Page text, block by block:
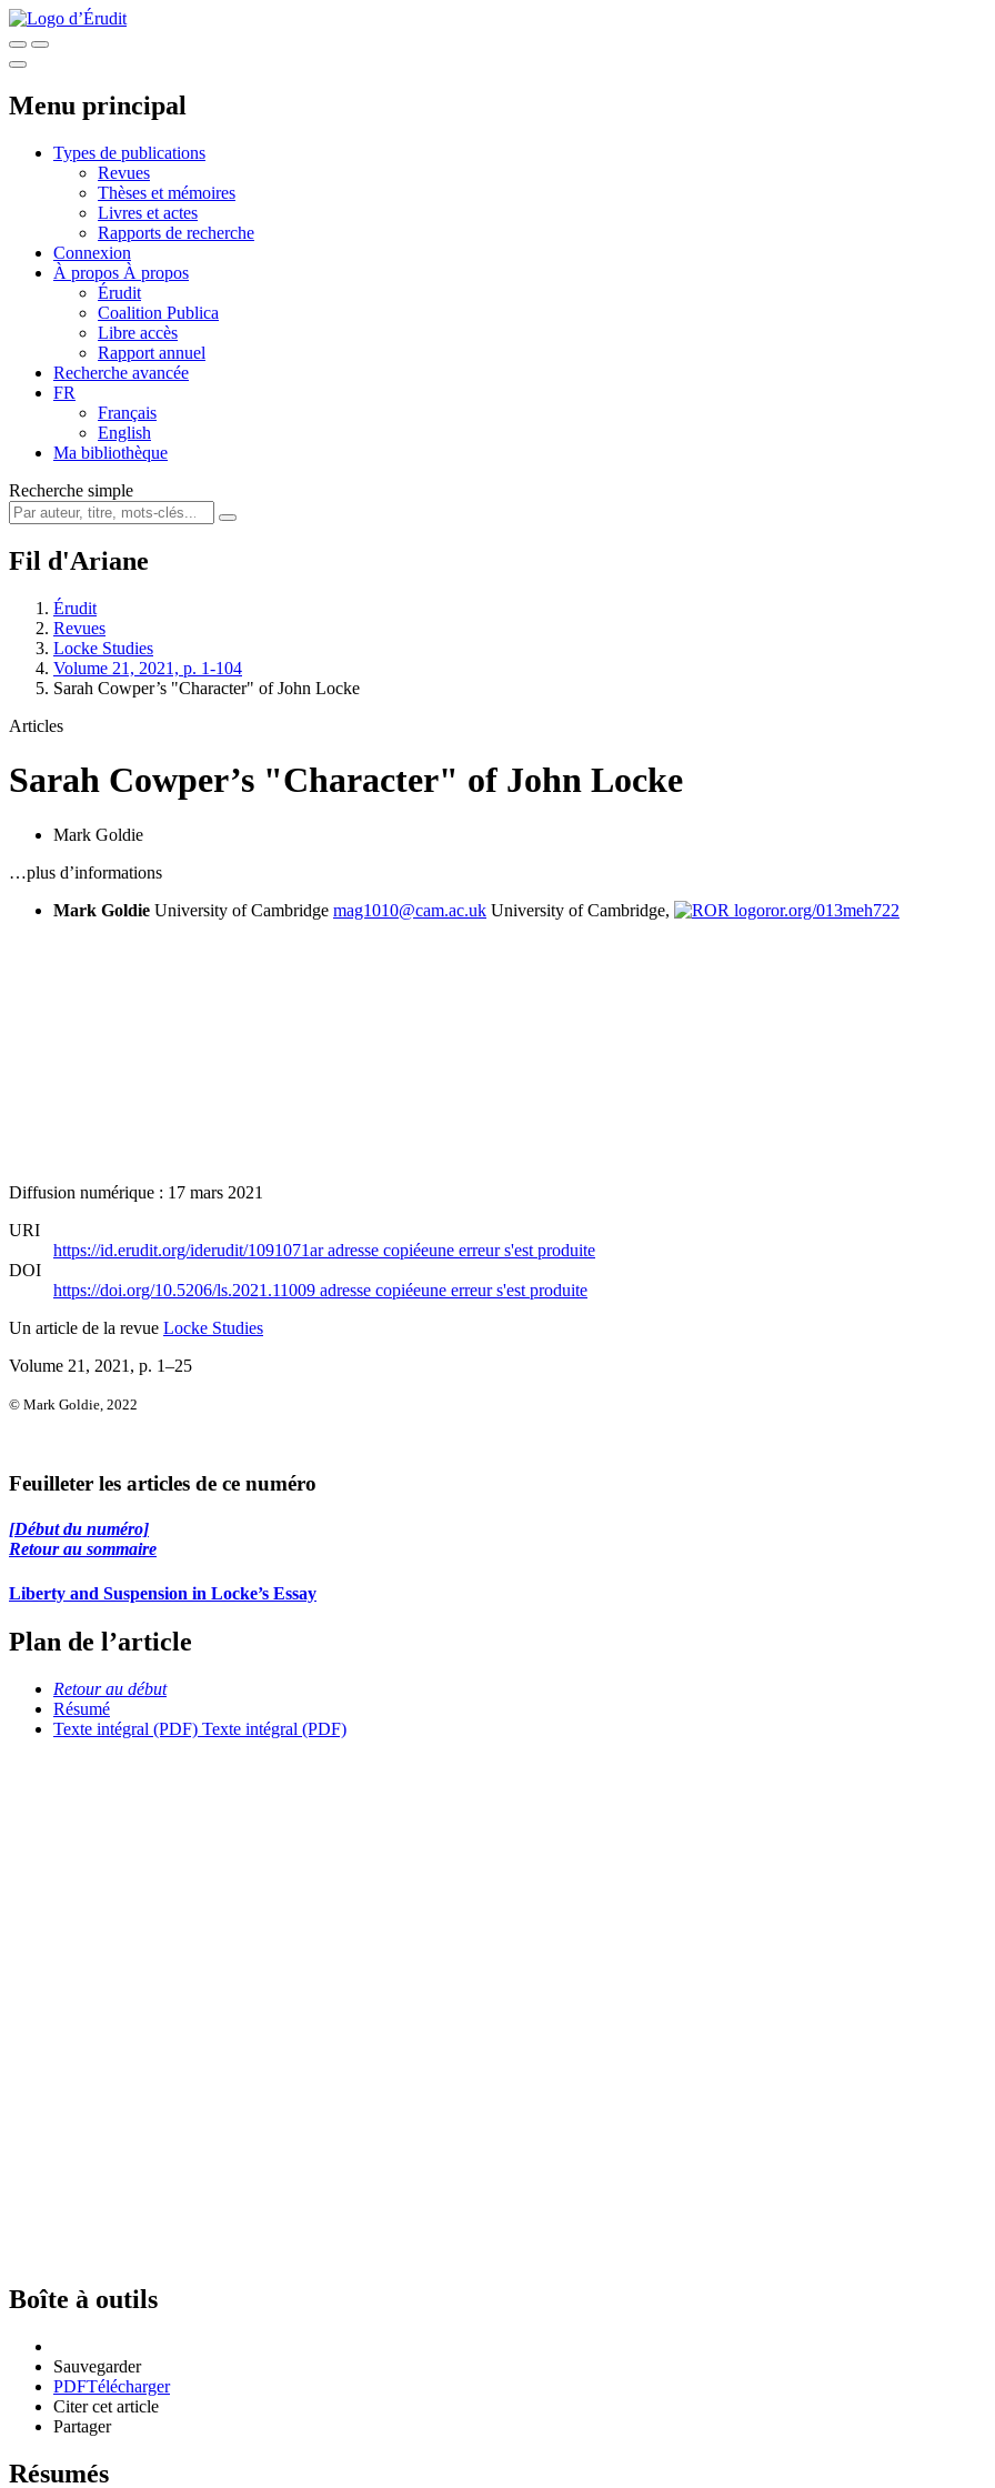
Menu principal
Types de publications
Revues
Thèses et mémoires
Livres et actes
Rapports de recherche
Connexion
À propos À propos
Érudit
Coalition Publica
Libre accès
Rapport annuel
Recherche avancée
FR
Français
English
Ma bibliothèque
Recherche simple
Fil d'Ariane
Érudit
Revues
Locke Studies
Volume 21, 2021, p. 1-104
Sarah Cowper’s "Character" of John Locke
Articles
Sarah Cowper’s "Character" of John Locke
Mark Goldie
…plus d’informations
Mark Goldie University of Cambridge mag1010@cam.ac.uk University of Cambridge, ror.org/013meh722
Diffusion numérique : 17 mars 2021
URI
https://id.erudit.org/iderudit/1091071aradresse copiéeune erreur s'est produite
DOI
https://doi.org/10.5206/ls.2021.11009 adresse copiéeune erreur s'est produite
Un article de la revue Locke Studies
Volume 21, 2021 , p. 1–25
© Mark Goldie, 2022
Feuilleter les articles de ce numéro
[Début du numéro]
Retour au sommaire
Liberty and Suspension in Locke’s Essay
Plan de l’article
Retour au début
Résumé
Texte intégral (PDF) Texte intégral (PDF)
Boîte à outils
Sauvegarder
PDFTélécharger
Citer cet article
Partager
Résumés